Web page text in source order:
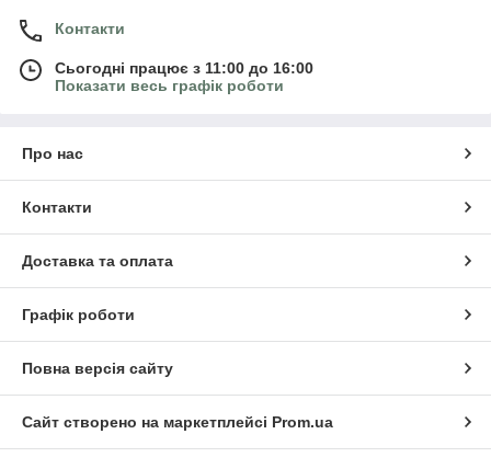
Контакти
Сьогодні працює з 11:00 до 16:00
Показати весь графік роботи
Про нас
Контакти
Доставка та оплата
Графік роботи
Повна версія сайту
Сайт створено на маркетплейсі Prom.ua